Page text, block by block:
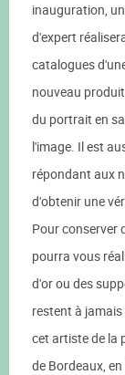
inauguration,
d'expert
catalogues
nouveau
du portrait en
l'image. Il est
répondant aux
d'obtenir une
Pour conserver
pourra vous
d'or ou des
restent à
cet artiste de la
de Bordeaux,